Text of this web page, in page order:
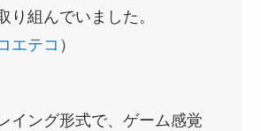
り組んでいました。
エテコ ）
イング形式で、ゲーム感覚